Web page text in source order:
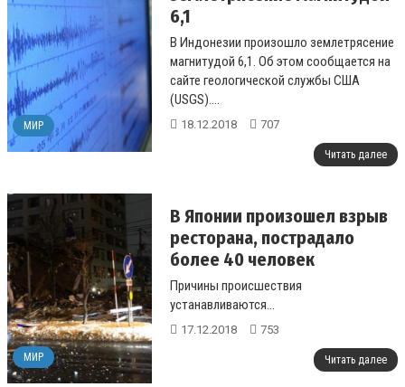
МИР
6,1
В Индонезии произошло землетрясение
магнитудой 6,1. Об этом сообщается на
сайте геологической службы США
(USGS)....
18.12.2018 707
Читать далее
МИР
В Японии произошел взрыв
ресторана, пострадало
более 40 человек
Причины происшествия
устанавливаются...
17.12.2018 753
Читать далее